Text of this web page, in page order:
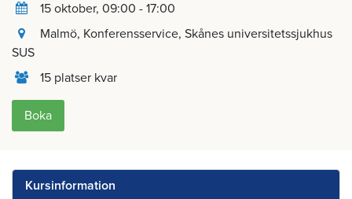
15 oktober, 09:00 - 17:00
Malmö, Konferensservice, Skånes universitetssjukhus
SUS
15 platser kvar
Boka
Kursinformation